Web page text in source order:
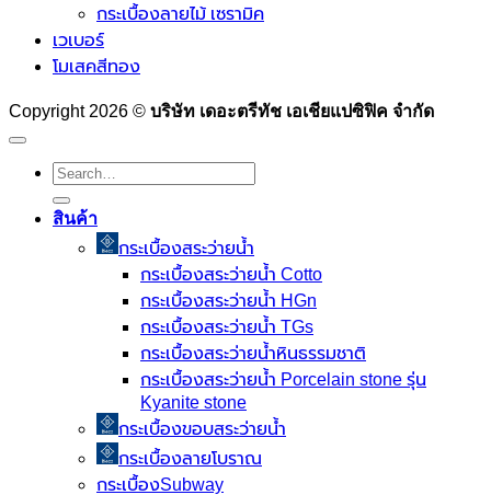
กระเบื้องลายไม้ เซรามิค
เวเบอร์
โมเสคสีทอง
Copyright 2026 © บริษัท เดอะตรีทัช เอเชียแปซิฟิค จำกัด
Search
for:
สินค้า
กระเบื้องสระว่ายนํ้า
กระเบื้องสระว่ายน้ำ Cotto
กระเบื้องสระว่ายน้ำ HGn
กระเบื้องสระว่ายน้ำ TGs
กระเบื้องสระว่ายน้ำหินธรรมชาติ
กระเบื้องสระว่ายนํ้า Porcelain stone รุ่น
Kyanite stone
กระเบื้องขอบสระว่ายน้ำ
กระเบื้องลายโบราณ
กระเบื้องSubway